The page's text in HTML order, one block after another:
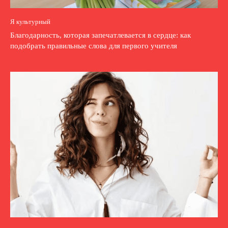
Я культурный
Благодарность, которая запечатлевается в сердце: как
подобрать правильные слова для первого учителя